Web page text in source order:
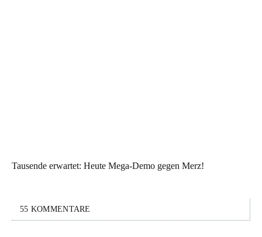
Tausende erwartet: Heute Mega-Demo gegen Merz!
55 KOMMENTARE